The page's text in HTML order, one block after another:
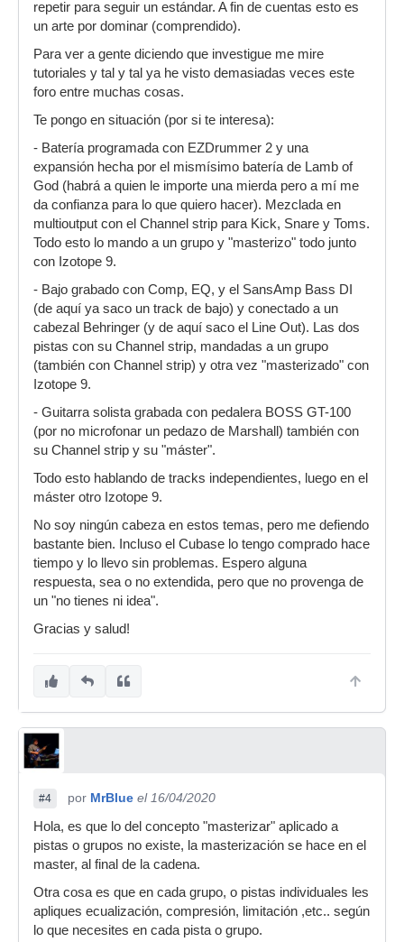
repetir para seguir un estándar. A fin de cuentas esto es
un arte por dominar (comprendido).
Para ver a gente diciendo que investigue me mire
tutoriales y tal y tal ya he visto demasiadas veces este
foro entre muchas cosas.
Te pongo en situación (por si te interesa):
- Batería programada con EZDrummer 2 y una
expansión hecha por el mismísimo batería de Lamb of
God (habrá a quien le importe una mierda pero a mí me
da confianza para lo que quiero hacer). Mezclada en
multioutput con el Channel strip para Kick, Snare y Toms.
Todo esto lo mando a un grupo y "masterizo" todo junto
con Izotope 9.
- Bajo grabado con Comp, EQ, y el SansAmp Bass DI
(de aquí ya saco un track de bajo) y conectado a un
cabezal Behringer (y de aquí saco el Line Out). Las dos
pistas con su Channel strip, mandadas a un grupo
(también con Channel strip) y otra vez "masterizado" con
Izotope 9.
- Guitarra solista grabada con pedalera BOSS GT-100
(por no microfonar un pedazo de Marshall) también con
su Channel strip y su "máster".
Todo esto hablando de tracks independientes, luego en el
máster otro Izotope 9.
No soy ningún cabeza en estos temas, pero me defiendo
bastante bien. Incluso el Cubase lo tengo comprado hace
tiempo y lo llevo sin problemas. Espero alguna
respuesta, sea o no extendida, pero que no provenga de
un "no tienes ni idea".
Gracias y salud!
#4 por MrBlue el 16/04/2020
Hola, es que lo del concepto "masterizar" aplicado a
pistas o grupos no existe, la masterización se hace en el
master, al final de la cadena.
Otra cosa es que en cada grupo, o pistas individuales les
apliques ecualización, compresión, limitación ,etc.. según
lo que necesites en cada pista o grupo.